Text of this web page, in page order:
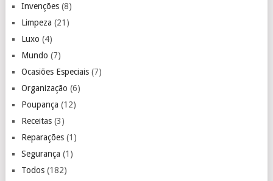
Invenções(8)
Limpeza (21)
Luxo (4)
Mundo (7)
Ocasiões Especiais(7)
Organização (6)
Poupança (12)
Receitas(3)
Reparações(1)
Segurança (1)
Todos(182)